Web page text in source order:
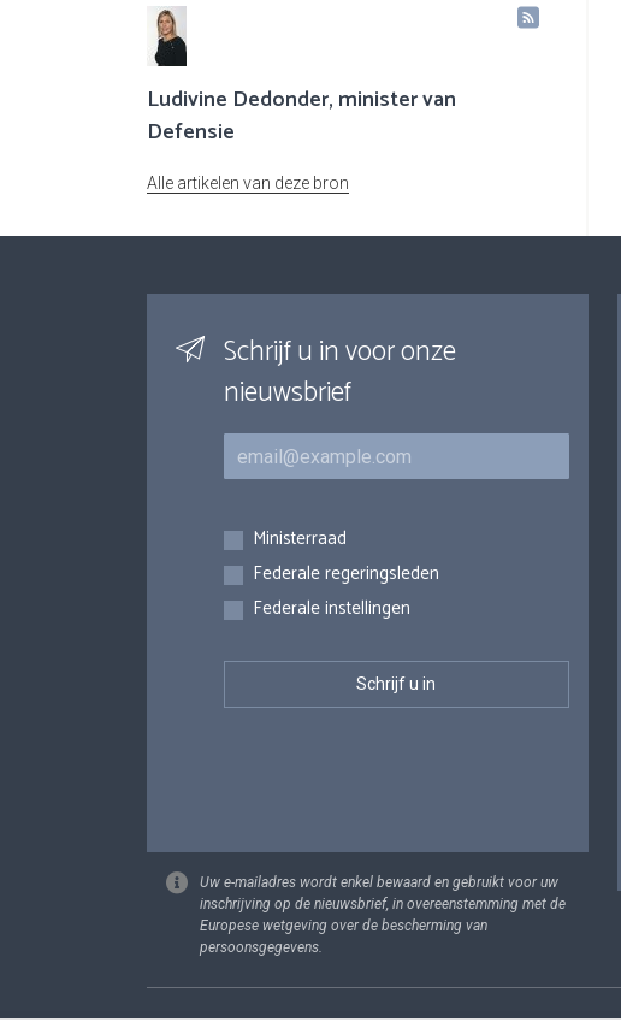
Ludivine Dedonder, minister van
Defensie
Alle artikelen van deze bron
Schrijf u in voor onze
nieuwsbrief
E-mail
Inschrijvingen
Ministerraad
Federale regeringsleden
Federale instellingen
Uw e-mailadres wordt enkel bewaard en gebruikt voor uw
inschrijving op de nieuwsbrief, in overeenstemming met de
Europese wetgeving over de bescherming van
persoonsgegevens.
Footer